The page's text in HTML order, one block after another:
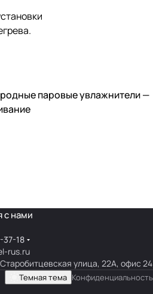
паровые увлажнители —
с нами
37-18
rus.ru
улица, 22А, офис 24
Темная тема Конфиденциальность